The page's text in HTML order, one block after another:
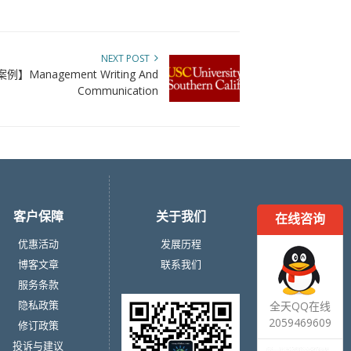
NEXT POST
例】Management Writing And
Communication
在线咨询
全天QQ在线
2059469609
客户保障
优惠活动
博客文章
服务条款
隐私政策
修订政策
投诉与建议
关于我们
发展历程
联系我们